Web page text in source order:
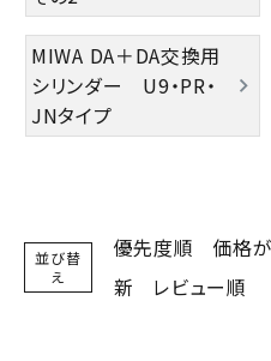
レバーハンドルのみ交換
暗証番号錠
認知症対策
MIWA DA＋DA交換用
シリンダー U9・PR・
JNタイプ
並び替
え
優先度順 価格
新
レビュー順